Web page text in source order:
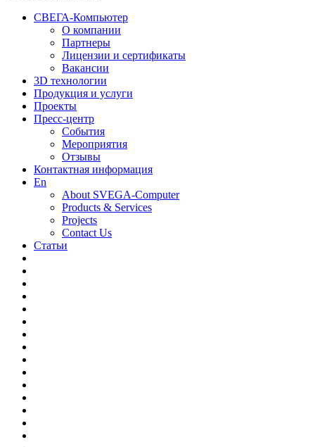
СВЕГА-Компьютер
О компании
Партнеры
Лицензии и сертификаты
Вакансии
3D технологии
Продукция и услуги
Проекты
Пресс-центр
События
Мероприятия
Отзывы
Контактная информация
En
About SVEGA-Computer
Products & Services
Projects
Contact Us
Статьи